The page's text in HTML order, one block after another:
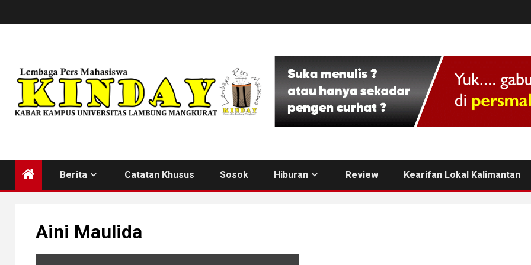
to
Berita Catatan Khusus Sosok Hiburan Review Kearifan Lokal Kalimantan
Aini Maulida